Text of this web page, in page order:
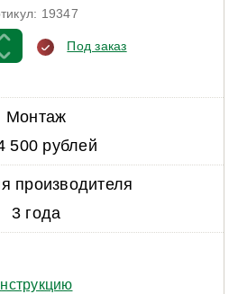
19347
Под заказ
Монтаж
500 рублей
производителя
3 года